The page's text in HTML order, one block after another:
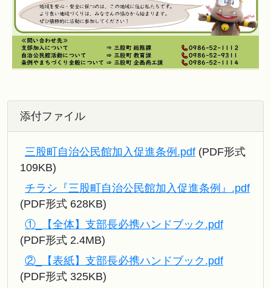
添付ファイル
三股町自治公民館加入促進条例.pdf (PDF形式
109KB)
チラシ『三股町自治公民館加入促進条例』.pdf
(PDF形式 628KB)
①_【全体】支部長必携ハンドブック.pdf
(PDF形式 2.4MB)
②_【表紙】支部長必携ハンドブック.pdf
(PDF形式 325KB)